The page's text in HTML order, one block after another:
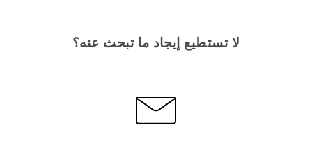
لا تستطيع إيجاد ما تبحث عنه؟